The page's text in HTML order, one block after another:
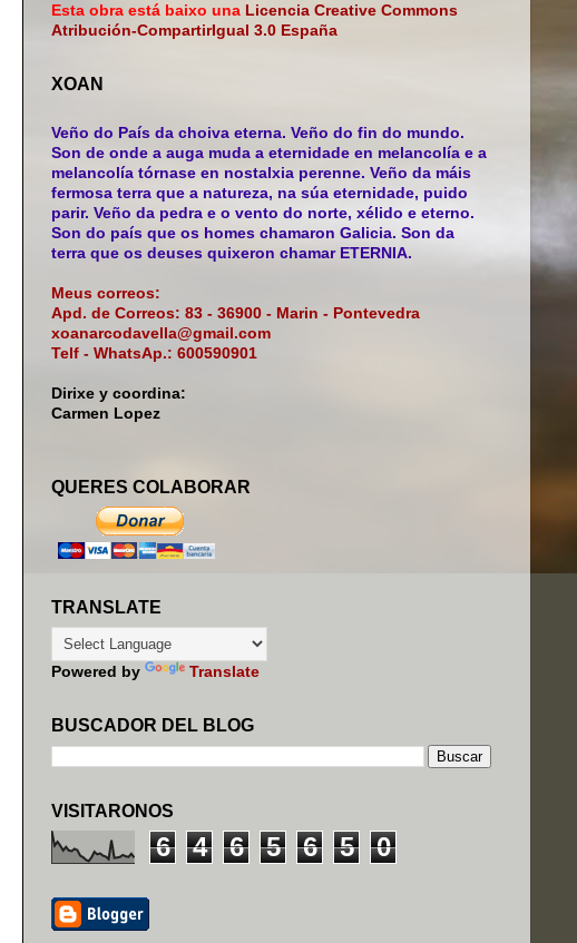
Esta obra está baixo una Licencia Creative Commons
Atribución-CompartirIgual 3.0 España
XOAN
Veño do País da choiva eterna. Veño do fin do mundo.
Son de onde a auga muda a eternidade en melancolía e a
melancolía tórnase en nostalxia perenne. Veño da máis
fermosa terra que a natureza, na súa eternidade, puido
parir. Veño da pedra e o vento do norte, xélido e eterno.
Son do país que os homes chamaron Galicia. Son da
terra que os deuses quixeron chamar ETERNIA.
Meus correos:
Apd. de Correos: 83 - 36900 - Marin - Pontevedra
xoanarcodavella@gmail.com
Telf - WhatsAp.: 600590901
Dirixe y coordina:
Carmen Lopez
QUERES COLABORAR
TRANSLATE
Powered by Translate
BUSCADOR DEL BLOG
VISITARONOS
6 4 6 5 6 5 0